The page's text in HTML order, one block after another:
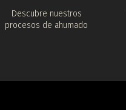
Descubre nuestros
procesos de ahumado